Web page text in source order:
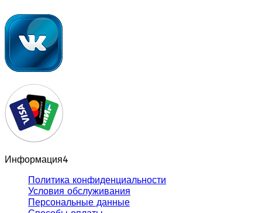
Информация4
Политика конфиденциальности
Условия обслуживания
Персональные данные